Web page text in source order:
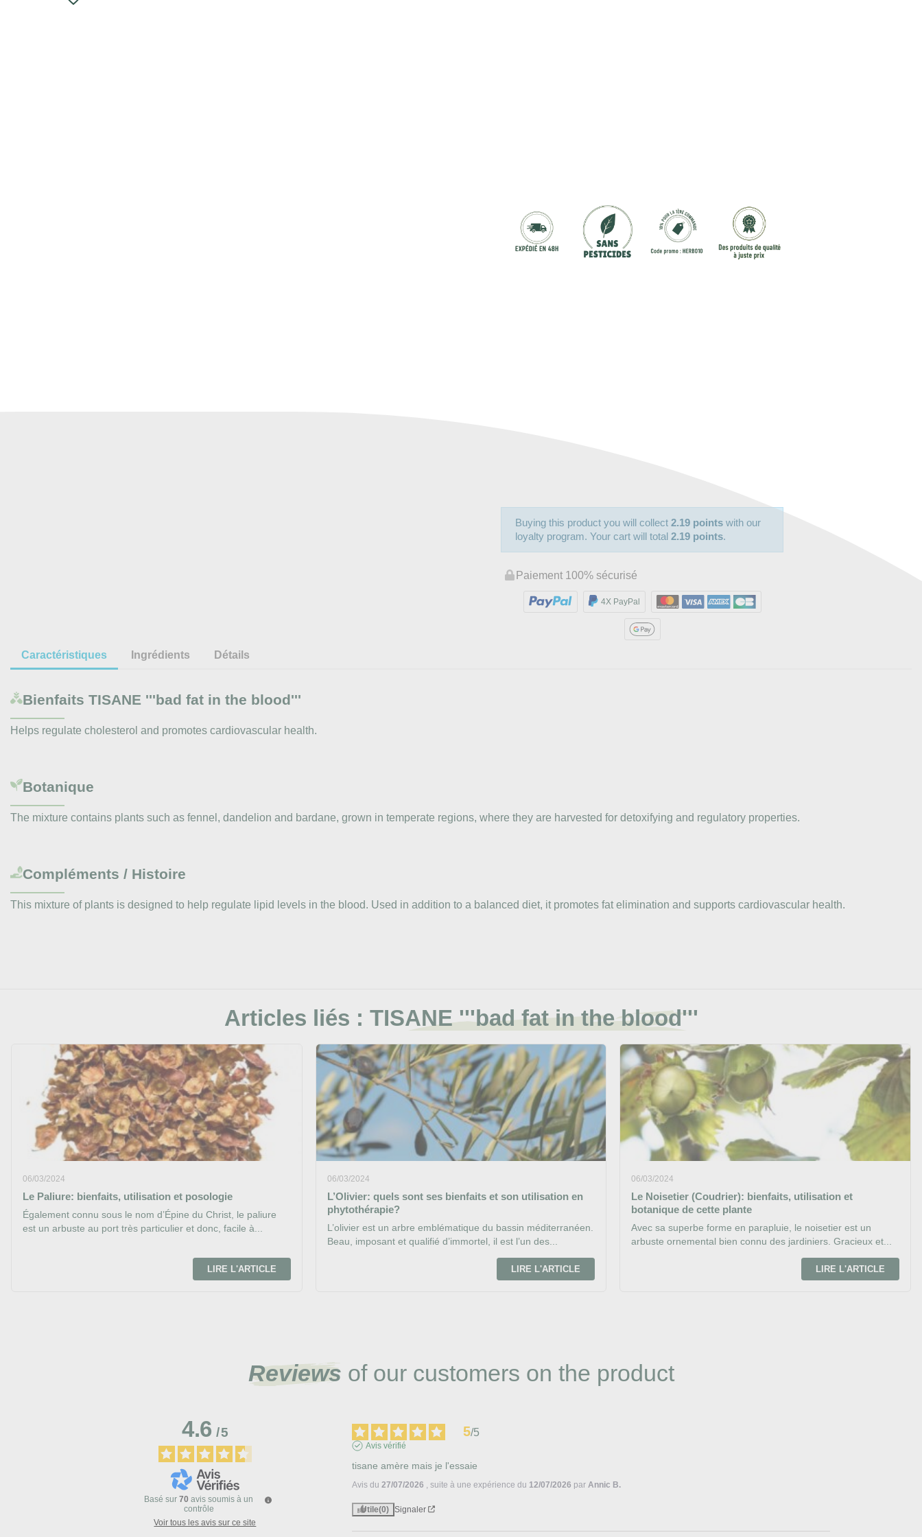
Buying this product you will collect2.19 points with our
loyalty program. Your cart will total2.19 points.
Paiement 100% sécurisé
4X PayPal
Caractéristiques Ingrédients Détails
Bienfaits TISANE '''bad fat in the blood'''
Helps regulate cholesterol and promotes cardiovascular health.
Botanique
The mixture contains plants such as fennel, dandelion and bardane, grown in temperate regions, where they are harvested for detoxifying and regulatory properties.
Compléments / Histoire
This mixture of plants is designed to help regulate lipid levels in the blood. Used in addition to a balanced diet, it promotes fat elimination and supports cardiovascular health.
Articles liés : TISANE '''bad fat in the blood'''
06/03/2024
Le Paliure: bienfaits, utilisation et posologie
Également connu sous le nom d’Épine du Christ, le paliure
est un arbuste au port très particulier et donc, facile à...
LIRE L'ARTICLE
06/03/2024
L’Olivier: quels sont ses bienfaits et son utilisation en
phytothérapie?
L’olivier est un arbre emblématique du bassin méditerranéen.
Beau, imposant et qualifié d’immortel, il est l’un des...
LIRE L'ARTICLE
06/03/2024
Le Noisetier (Coudrier): bienfaits, utilisation et
botanique de cette plante
Avec sa superbe forme en parapluie, le noisetier est un
arbuste ornemental bien connu des jardiniers. Gracieux et...
LIRE L'ARTICLE
Reviews of our customers on the product
4.6/5
Basé sur70 avis soumis à un
contrôle
Voir tous les avis sur ce site
5/5
Avis vérifié
tisane amère mais je l'essaie
Avis du 27/07/2026 , suite à une expérience du 12/07/2026 par Annic B.
Utile(0) Signaler